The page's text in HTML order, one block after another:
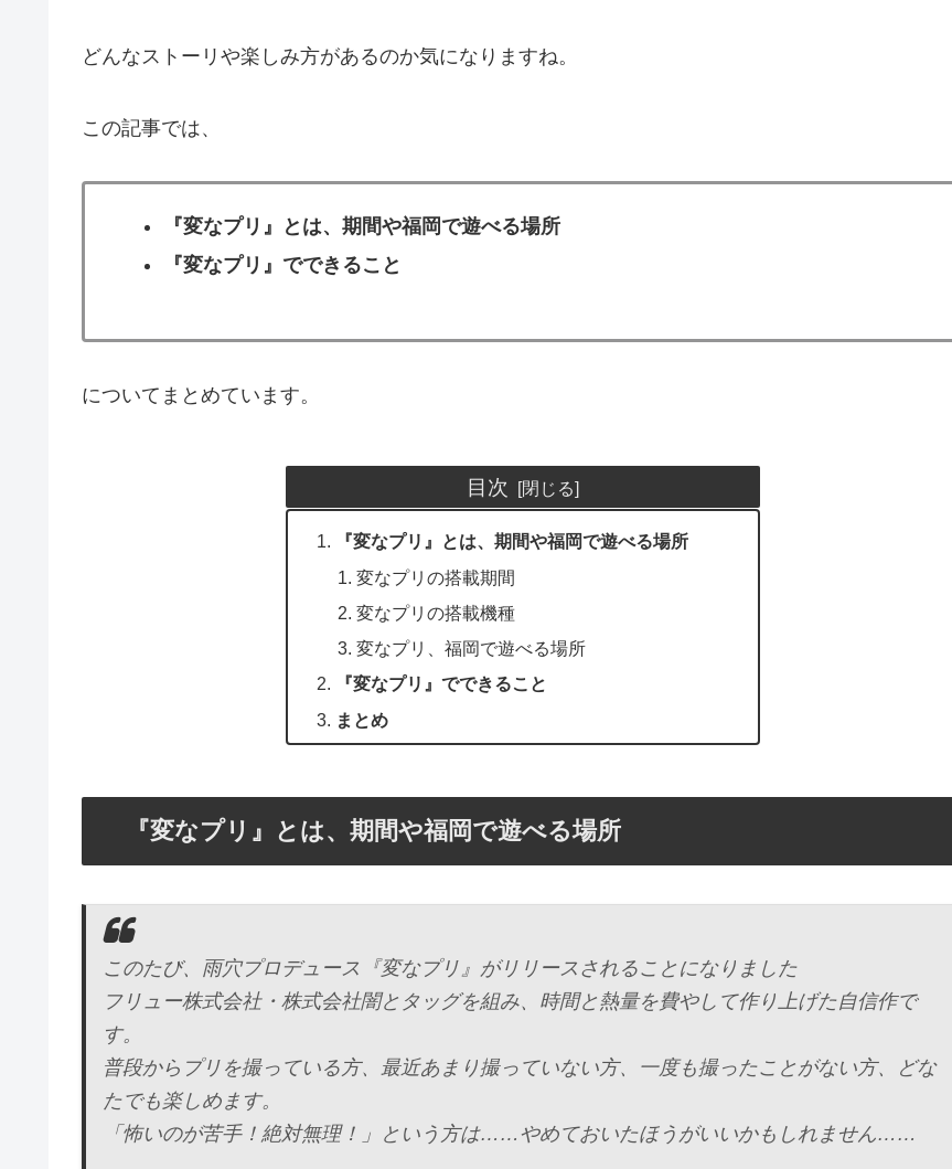
どんなストーリや楽しみ方があるのか気になりますね。
この記事では、
『変なプリ』とは、期間や福岡で遊べる場所
『変なプリ』でできること
についてまとめています。
目次
『変なプリ』とは、期間や福岡で遊べる場所
変なプリの搭載期間
変なプリの搭載機種
変なプリ、福岡で遊べる場所
『変なプリ』でできること
まとめ
『変なプリ』とは、期間や福岡で遊べる場所
このたび、雨穴プロデュース『変なプリ』がリリースされることになりました
フリュー株式会社・株式会社闇とタッグを組み、時間と熱量を費やして作り上げた自信作で
す。
普段からプリを撮っている方、最近あまり撮っていない方、一度も撮ったことがない方、どな
たでも楽しめます。
「怖いのが苦手！絶対無理！」という方は……やめておいたほうがいいかもしれません……